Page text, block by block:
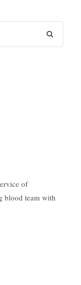
of
blood team with